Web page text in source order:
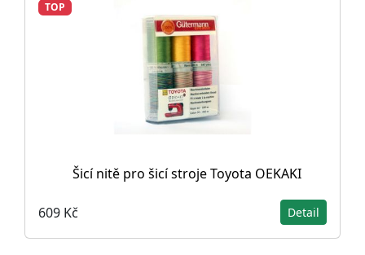
TOP
Šicí nitě pro šicí stroje Toyota OEKAKI
609 Kč Detail